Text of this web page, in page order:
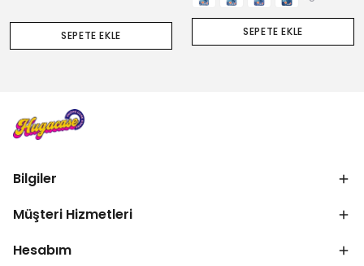
SEPETE EKLE SEPETE EKLE
Bilgiler
Müşteri Hizmetleri
Hesabım